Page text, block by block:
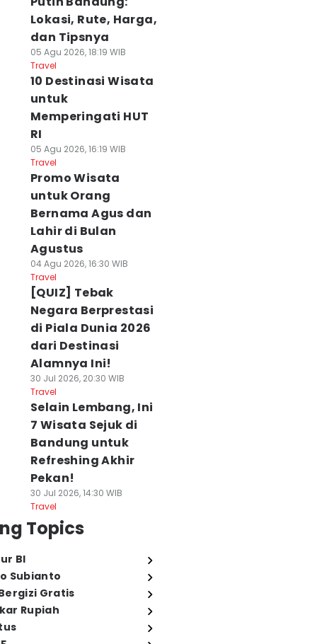
Lokasi, Rute, Harga,
dan Tipsnya
05 Agu 2026, 18:19 WIB
Travel
10 Destinasi Wisata
untuk
Memperingati HUT
RI
05 Agu 2026, 16:19 WIB
Travel
Promo Wisata
untuk Orang
Bernama Agus dan
Lahir di Bulan
Agustus
04 Agu 2026, 16:30 WIB
Travel
[QUIZ] Tebak
Negara Berprestasi
di Piala Dunia 2026
dari Destinasi
Alamnya Ini!
30 Jul 2026, 20:30 WIB
Travel
Selain Lembang, Ini
7 Wisata Sejuk di
Bandung untuk
Refreshing Akhir
Pekan!
30 Jul 2026, 14:30 WIB
Travel
Topics
BI
Subianto
Gratis
Rupiah